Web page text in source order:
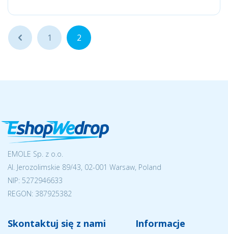
... 1 2
EMOLE Sp. z o.o.
Al. Jerozolimskie 89/43, 02-001 Warsaw, Poland
NIP: 5272946633
REGON: 387925382
Skontaktuj się z nami Informacje